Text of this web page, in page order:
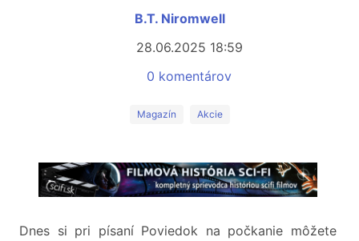
B.T. Niromwell
28.06.2025 18:59
0 komentárov
Magazín Akcie
Dnes si pri písaní Poviedok na počkanie môžete